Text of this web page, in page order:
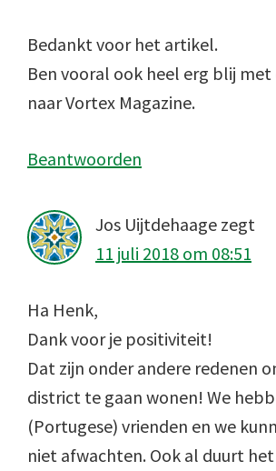
Bedankt voor het artikel.
Ben vooral ook heel erg blij met
naar Vortex Magazine.
Beantwoorden
Jos Uijtdehaage zegt
11 juli 2018 om 08:51
Ha Henk,
Dank voor je positiviteit!
Dat zijn onder andere redenen
district te gaan wonen! We
(Portugese) vrienden en we
niet afwachten. Ook al duurt